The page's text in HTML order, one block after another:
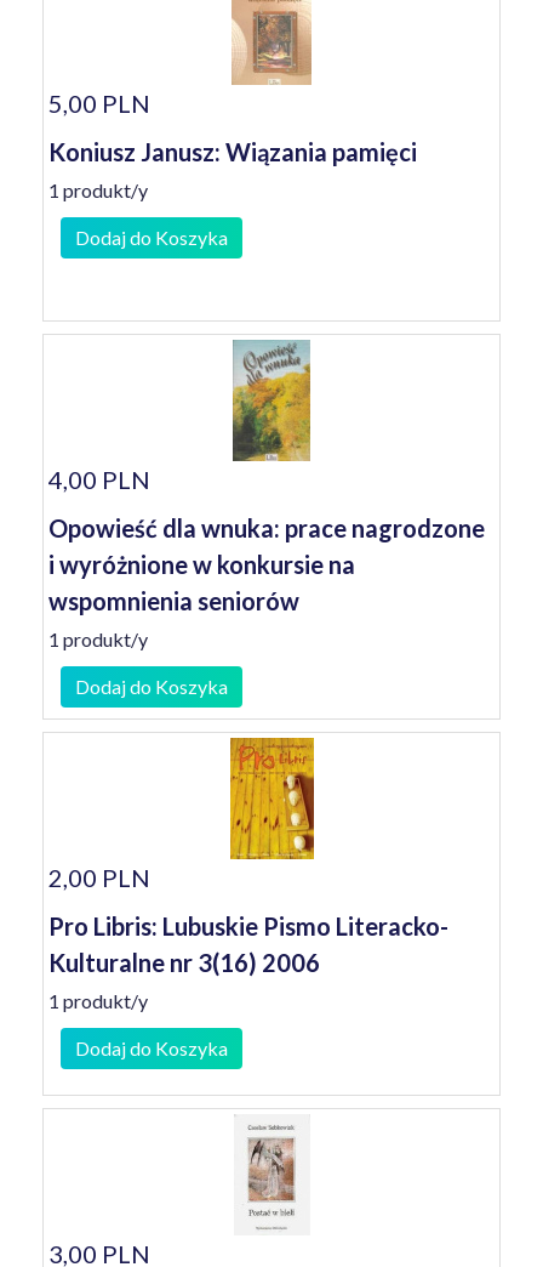
5,00 PLN
Koniusz Janusz: Wiązania pamięci
1 produkt/y
Dodaj do Koszyka
4,00 PLN
Opowieść dla wnuka: prace nagrodzone
i wyróżnione w konkursie na
wspomnienia seniorów
1 produkt/y
Dodaj do Koszyka
2,00 PLN
Pro Libris: Lubuskie Pismo Literacko-
Kulturalne nr 3(16) 2006
1 produkt/y
Dodaj do Koszyka
3,00 PLN